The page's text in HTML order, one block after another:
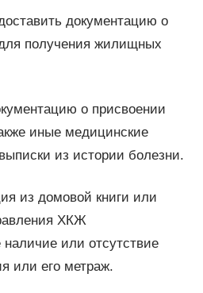
документацию о
получения жилищных
о присвоении
иные медицинские
из истории болезни.
из домовой книги или
ХКЖ
или отсутствие
или его метраж.